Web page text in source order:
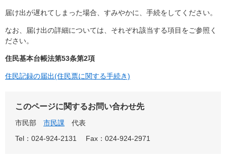
届け出が遅れてしまった場合、すみやかに、手続をしてください。
なお、届け出の詳細については、それぞれ該当する項目をご参照く
ださい。
住民基本台帳法第53条第2項
住民記録の届出(住民票に関する手続き)
このページに関するお問い合わせ先
市民部 市民課
代表
Tel：024-924-2131
Fax：024-924-2971